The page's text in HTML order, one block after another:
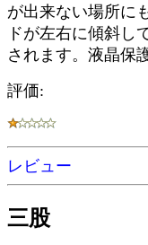
が出来ない場所に
ドが左右に傾斜し
されます。液晶保
評価:
レビュー
三股